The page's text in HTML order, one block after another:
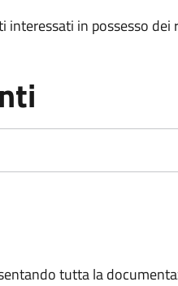
in possesso dei
tutta la